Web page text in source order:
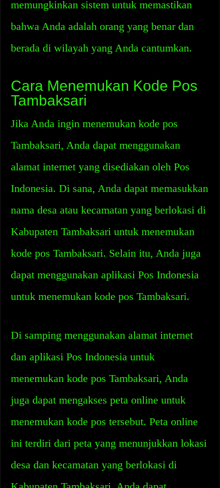
memungkinkan sistem untuk memastikan
bahwa Anda adalah orang yang benar dan
berada di wilayah yang Anda cantumkan.
Cara Menemukan Kode Pos
Tambaksari
Jika Anda ingin menemukan kode pos
Tambaksari, Anda dapat menggunakan
alamat internet yang disediakan oleh Pos
Indonesia. Di sana, Anda dapat memasukkan
nama desa atau kecamatan yang berlokasi di
Kabupaten Tambaksari untuk menemukan
kode pos Tambaksari. Selain itu, Anda juga
dapat menggunakan aplikasi Pos Indonesia
untuk menemukan kode pos Tambaksari.
Di samping menggunakan alamat internet
dan aplikasi Pos Indonesia untuk
menemukan kode pos Tambaksari, Anda
juga dapat mengakses peta online untuk
menemukan kode pos tersebut. Peta online
ini terdiri dari peta yang menunjukkan lokasi
desa dan kecamatan yang berlokasi di